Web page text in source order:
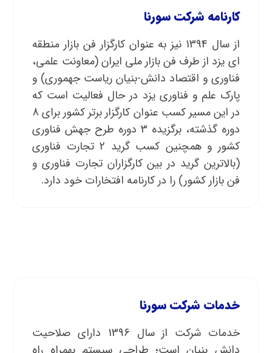
کارنامه شرکت سورنا
از سال 1394 نیز به عنوان کارگزار فن بازار منطقه
ای یزد از طرف فن بازار ملی ایران (معاونت علمی،
فناوری و اقتصاد دانش-بنیان ریاست جهموری) و
پارک علم و فناوری یزد در حال فعالیت است که
در این مسیر کسب عنوان کارگزار برتر کشور برای 8
دوره گذشته، برگزیده 3 دوره طرح جهش فناوری
کشور و همچنین کسب گرید 2 تجارت فناوری
(بالاترین گرید در بین کارگزاران تجارت فناوری و
فن بازار کشور) را در کارنامه افتخارات خود دارد.
خدمات شرکت سورنا
خدمات شرکت از سال 1396 دارای صلاحیت